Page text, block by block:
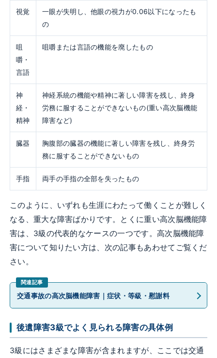
視覚
一眼が失明し、他眼の視力が0.06以下になったも
の
咀
嚼・
言語
咀嚼または言語の機能を廃したもの
神
経・
精神
神経系統の機能や精神に著しい障害を残し、終身
労務に服することができないもの(重い高次脳機能
障害など)
臓器
胸腹部の臓器の機能に著しい障害を残し、終身労
務に服することができないもの
手指 両手の手指の全部を失ったもの
このように、いずれも生涯にわたって働くことが難しく
なる、重大な障害ばかりです。とくに重い高次脳機能障
害は、3級の代表的なケースの一つです。高次脳機能障
害について知りたい方は、次の記事もあわせてご覧くだ
さい。
交通事故の高次脳機能障害｜症状・等級・慰謝料
後遺障害3級でよく見られる障害の具体例
3級にはさまざまな障害が含まれますが、ここでは交通